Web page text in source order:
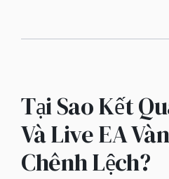
Tại Sao Kết
Và Live EA
Chênh Lệch?